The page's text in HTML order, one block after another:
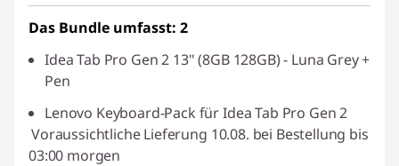
Das Bundle umfasst: 2
Idea Tab Pro Gen 2 13" (8GB 128GB) - Luna Grey +
Pen
Lenovo Keyboard-Pack für Idea Tab Pro Gen 2
Voraussichtliche Lieferung 10.08. bei Bestellung bis
03:00 morgen